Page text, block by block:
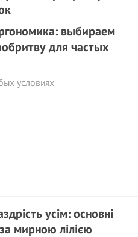
выбираем
для частых
условиях